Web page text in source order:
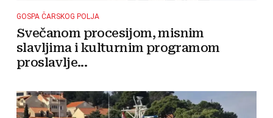
GOSPA ČARSKOG POLJA
Svečanom procesijom, misnim
slavljima i kulturnim programom
proslavlje...